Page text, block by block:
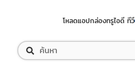
โหลดแอปกล่องทรูไอดี ทีวี